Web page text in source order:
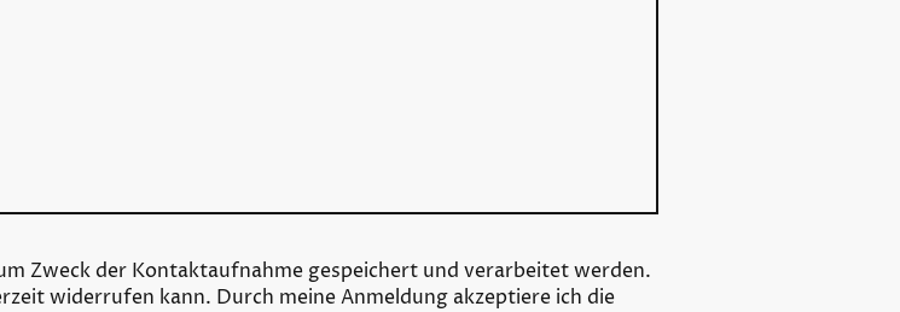
Zweck der Kontaktaufnahme gespeichert und verarbeitet werden.
widerrufen kann. Durch meine Anmeldung akzeptiere ich die